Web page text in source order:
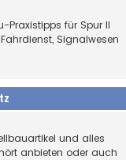
Praxistipps für Spur II
Signalwesen
und alles
anbieten oder auch